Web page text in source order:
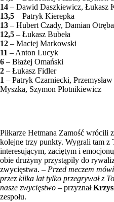
14 – Dawid Daszkiewicz, Łukasz
13,5 – Patryk Kierepka
13 – Hubert Czady, Damian Otręba
12,5 – Łukasz Bubeła
12 – Maciej Markowski
11 – Anton Lucyk
6 – Błażej Omański
2 – Łukasz Fidler
1 – Patryk Czarniecki,
Myszka, Szymon Płotnikiewicz
Piłkarze Hetmana Zamość wrócili
kolejne trzy punkty. Wygrali tam z
interesującym, zaciętym i
obie drużyny przystąpiły do
zwycięstwa. – Przed meczem
przez kilka lat tylko przegrywał z
nasze zwycięstwo – przyznał
zespołu.